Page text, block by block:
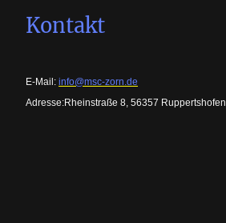
Kontakt
E-Mail: info@msc-zorn.de
Adresse:Rheinstraße 8, 56357 Ruppertshofen